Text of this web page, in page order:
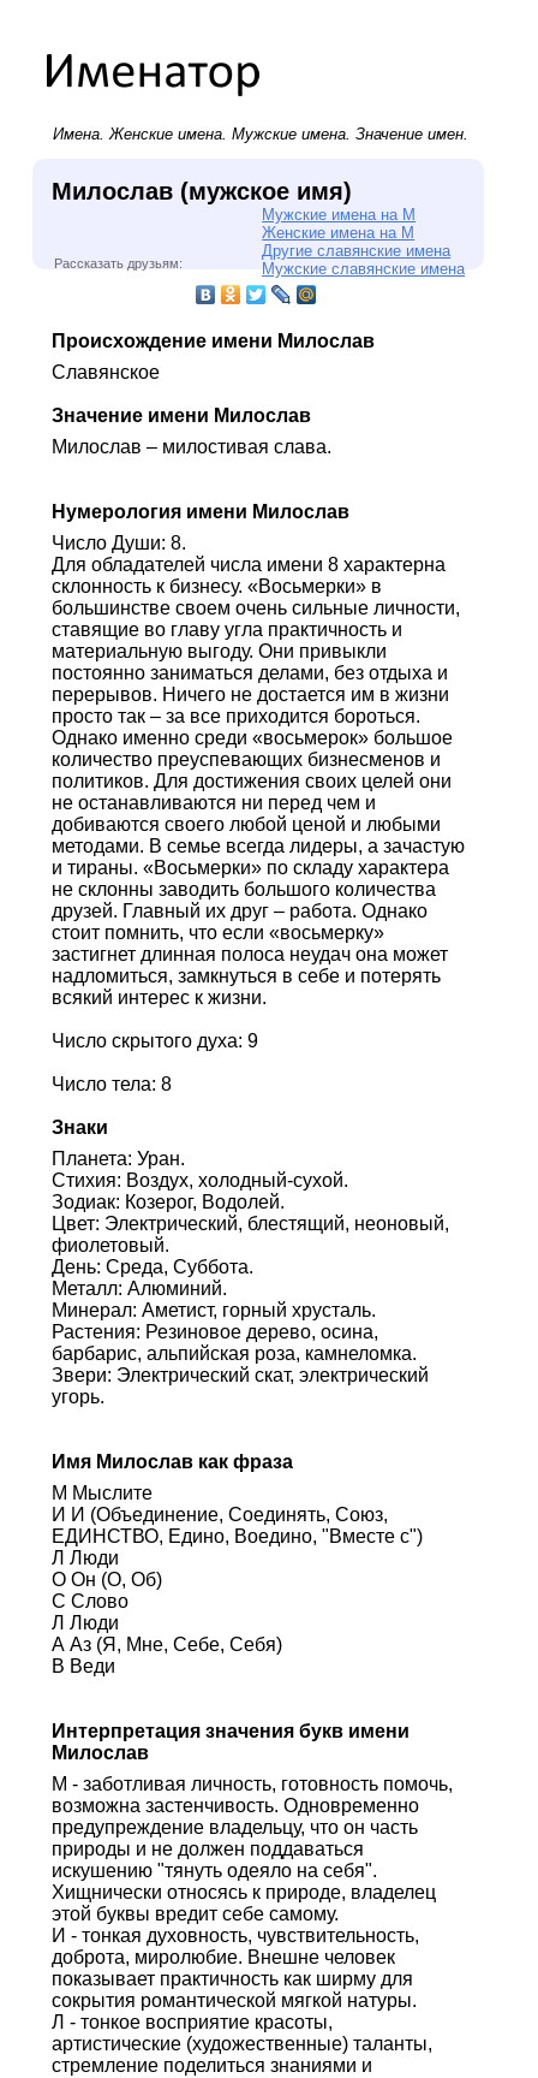
Имена.Женские имена. Мужские имена. Значение имен.
Милослав (мужское имя)
Мужские имена на М
Женские имена на М
Другие славянские имена
Мужские славянские имена
Рассказать друзьям:
Происхождение имени Милослав
Славянское
Значение имени Милослав
Милослав – милостивая слава.
Нумерология имени Милослав
Число Души: 8.
Для обладателей числа имени 8 характерна
склонность к бизнесу. «Восьмерки» в
большинстве своем очень сильные личности,
ставящие во главу угла практичность и
материальную выгоду. Они привыкли
постоянно заниматься делами, без отдыха и
перерывов. Ничего не достается им в жизни
просто так – за все приходится бороться.
Однако именно среди «восьмерок» большое
количество преуспевающих бизнесменов и
политиков. Для достижения своих целей они
не останавливаются ни перед чем и
добиваются своего любой ценой и любыми
методами. В семье всегда лидеры, а зачастую
и тираны. «Восьмерки» по складу характера
не склонны заводить большого количества
друзей. Главный их друг – работа. Однако
стоит помнить, что если «восьмерку»
застигнет длинная полоса неудач она может
надломиться, замкнуться в себе и потерять
всякий интерес к жизни.
Число скрытого духа: 9
Число тела: 8
Знаки
Планета: Уран.
Стихия: Воздух, холодный-сухой.
Зодиак: Козерог, Водолей.
Цвет: Электрический, блестящий, неоновый,
фиолетовый.
День: Среда, Суббота.
Металл: Алюминий.
Минерал: Аметист, горный хрусталь.
Растения: Резиновое дерево, осина,
барбарис, альпийская роза, камнеломка.
Звери: Электрический скат, электрический
угорь.
Имя Милослав как фраза
М Мыслите
И И (Объединение, Соединять, Союз,
ЕДИНСТВО, Едино, Воедино, "Вместе с")
Л Люди
О Он (О, Об)
С Слово
Л Люди
А Аз (Я, Мне, Себе, Себя)
В Веди
Интерпретация значения букв имени
Милослав
М - заботливая личность, готовность помочь,
возможна застенчивость. Одновременно
предупреждение владельцу, что он часть
природы и не должен поддаваться
искушению "тянуть одеяло на себя".
Хищнически относясь к природе, владелец
этой буквы вредит себе самому.
И - тонкая духовность, чувствительность,
доброта, миролюбие. Внешне человек
показывает практичность как ширму для
сокрытия романтической мягкой натуры.
Л - тонкое восприятие красоты,
артистические (художественные) таланты,
стремление поделиться знаниями и